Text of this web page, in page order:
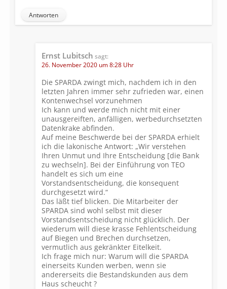
Antworten
Ernst Lubitsch sagt:
26. November 2020 um 8:28 Uhr
Die SPARDA zwingt mich, nachdem ich in den
letzten Jahren immer sehr zufrieden war, einen
Kontenwechsel vorzunehmen
Ich kann und werde mich nicht mit einer
unausgereiften, anfälligen, werbedurchsetzten
Datenkrake abfinden.
Auf meine Beschwerde bei der SPARDA erhielt
ich die lakonische Antwort: „Wir verstehen
Ihren Unmut und Ihre Entscheidung [die Bank
zu wechseln]. Bei der Einführung von TEO
handelt es sich um eine
Vorstandsentscheidung, die konsequent
durchgesetzt wird.“
Das läßt tief blicken. Die Mitarbeiter der
SPARDA sind wohl selbst mit dieser
Vorstandsentscheidung nicht glücklich. Der
wiederum will diese krasse Fehlentscheidung
auf Biegen und Brechen durchsetzen,
vermutlich aus gekränkter Eitelkeit.
Ich frage mich nur: Warum will die SPARDA
einerseits Kunden werben, wenn sie
andererseits die Bestandskunden aus dem
Haus scheucht ?